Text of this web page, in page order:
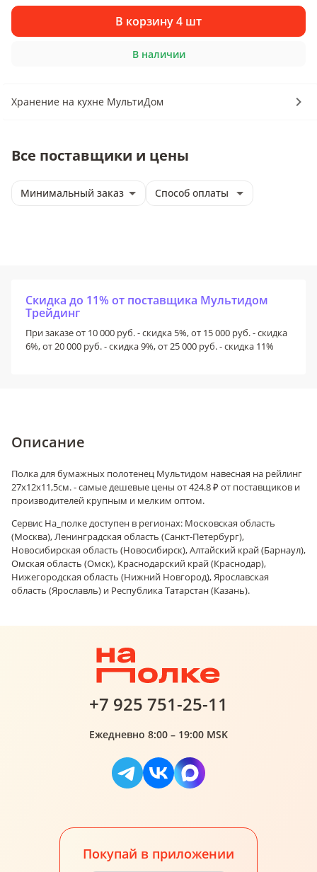
В корзину 4 шт
В наличии
Хранение на кухне МультиДом
Все поставщики и цены
Минимальный заказ Способ оплаты
Скидка до 11% от поставщика Мультидом
Трейдинг
При заказе от 10 000 руб. - скидка 5%, от 15 000 руб. - скидка
6%, от 20 000 руб. - скидка 9%, от 25 000 руб. - скидка 11%
Описание
Полка для бумажных полотенец Мультидом навесная на рейлинг
27х12х11,5см. - самые дешевые цены от 424.8 ₽ от поставщиков и
производителей крупным и мелким оптом.
Сервис На_полке доступен в регионах: Московская область
(Москва), Ленинградская область (Санкт-Петербург),
Новосибирская область (Новосибирск), Алтайский край (Барнаул),
Омская область (Омск), Краснодарский край (Краснодар),
Нижегородская область (Нижний Новгород), Ярославская
область (Ярославль) и Республика Татарстан (Казань).
+7 925 751-25-11
Ежедневно 8:00 – 19:00 MSK
Покупай в приложении